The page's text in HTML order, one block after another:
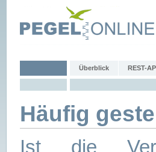
Überblick REST-
Häufig
Ist die